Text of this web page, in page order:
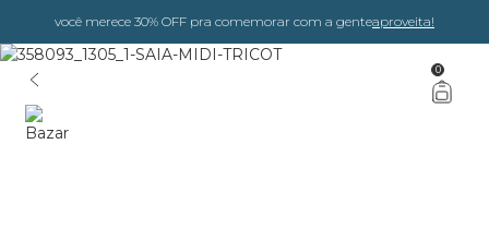
você merece 30% OFF pra comemorar com a genteaproveita!
0